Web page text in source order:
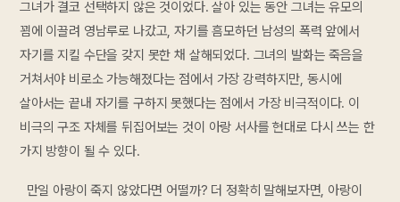
그녀가 결코 선택하지 않은 것이었다. 살아 있는 동안 그녀는 유모의
꾐에 이끌려 영남루로 나갔고, 자기를 흠모하던 남성의 폭력 앞에서
자기를 지킬 수단을 갖지 못한 채 살해되었다. 그녀의 발화는 죽음을
거쳐서야 비로소 가능해졌다는 점에서 가장 강력하지만, 동시에
살아서는 끝내 자기를 구하지 못했다는 점에서 가장 비극적이다. 이
비극의 구조 자체를 뒤집어보는 것이 아랑 서사를 현대로 다시 쓰는 한
가지 방향이 될 수 있다.
만일 아랑이 죽지 않았다면 어떨까? 더 정확히 말해보자면, 아랑이